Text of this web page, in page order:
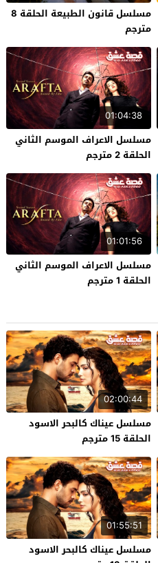
مسلسل قانون الطبيعة الحلقة 8
مترجم
01:04:38
مسلسل الاعراف الموسم الثاني
الحلقة 2 مترجم
01:01:56
مسلسل الاعراف الموسم الثاني
الحلقة 1 مترجم
02:00:44
مسلسل عيناك كالبحر الاسود
الحلقة 15 مترجم
01:55:51
مسلسل عيناك كالبحر الاسود